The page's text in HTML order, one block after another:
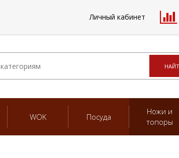
WOK Посуда
Ножи и
топоры
Личный кабинет